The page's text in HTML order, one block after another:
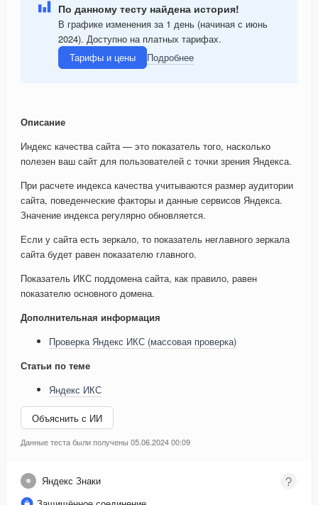
По данному тесту найдена история!
В графике изменения за 1 день (начиная с июнь
2024). Доступно на платных тарифах.
Тарифы и цены
Подробнее
Описание
Индекс качества сайта — это показатель того, насколько
полезен ваш сайт для пользователей с точки зрения Яндекса.
При расчете индекса качества учитываются размер аудитории
сайта, поведенческие факторы и данные сервисов Яндекса.
Значение индекса регулярно обновляется.
Если у сайта есть зеркало, то показатель неглавного зеркала
сайта будет равен показателю главного.
Показатель ИКС поддомена сайта, как правило, равен
показателю основного домена.
Дополнительная информация
Проверка Яндекс ИКС (массовая проверка)
Статьи по теме
Яндекс ИКС
Объяснить с ИИ
Данные теста были получены 05.06.2024 00:09
Яндекс Знаки